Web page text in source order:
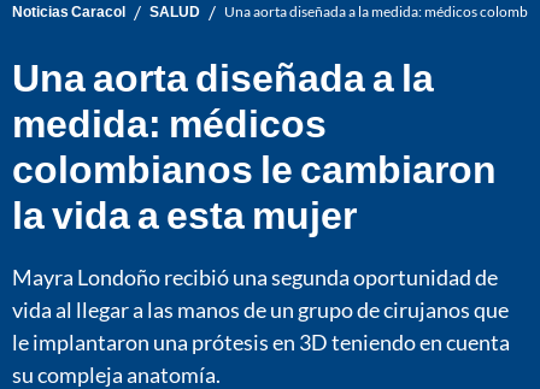
Noticias Caracol / SALUD / Una aorta diseñada a la medida: médicos
Una aorta diseñada a la
medida: médicos
colombianos le cambiaron
la vida a esta mujer
Mayra Londoño recibió una segunda oportunidad de
vida al llegar a las manos de un grupo de cirujanos que
le implantaron una prótesis en 3D teniendo en cuenta
su compleja anatomía.